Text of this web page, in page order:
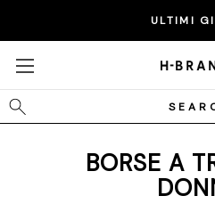
ULTIMI
Cerca
BORSE A